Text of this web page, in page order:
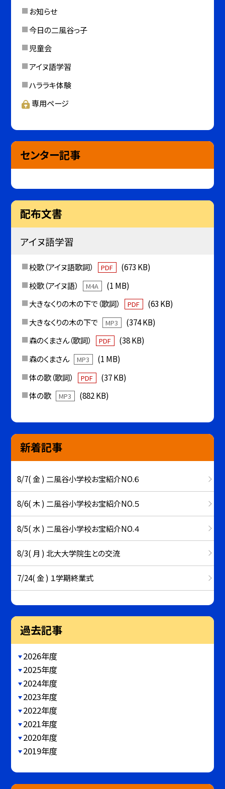
お知らせ
今日の二風谷っ子
児童会
アイヌ語学習
ハララキ体験
専用ページ
センター記事
配布文書
アイヌ語学習
校歌（アイヌ語歌詞） PDF
(673 KB)
校歌（アイヌ語）
M4A
(1 MB)
大きなくりの木の下で（歌詞）
PDF
(63 KB)
大きなくりの木の下で
MP3
(374 KB)
森のくまさん（歌詞）
PDF
(38 KB)
森のくまさん
MP3
(1 MB)
体の歌（歌詞）
PDF
(37 KB)
体の歌
MP3 (882 KB)
新着記事
8/7( 金 ) 二風谷小学校お宝紹介NO.６
8/6( 木 ) 二風谷小学校お宝紹介NO.５
8/5( 水 ) 二風谷小学校お宝紹介NO.４
8/3( 月 ) 北大大学院生との交流
7/24( 金 ) １学期終業式
過去記事
2026年度
2025年度
2024年度
2023年度
2022年度
2021年度
2020年度
2019年度